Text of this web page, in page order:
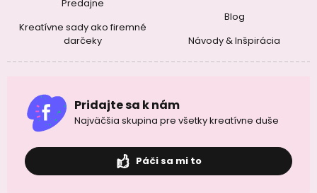
Predajne
Kreatívne sady ako firemné
darčeky
Blog
Návody & Inšpirácia
Pridajte sa k nám
Najväčšia skupina pre všetky kreatívne duše
Páči sa mi to